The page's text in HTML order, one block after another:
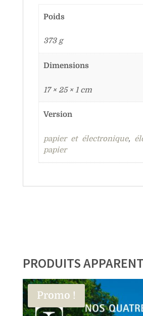
Poids
373 g
Dimensions
17 × 25 × 1 cm
Version
papier et électronique,
papier
PRODUITS
Promo !